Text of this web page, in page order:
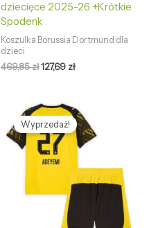
dziecięce 2025-26 +Krótkie
Spodenk
Koszulka Borussia Dortmund dla
dzieci
469,85zł127,69 zł
Wyprzedaż!
Pierwotna
cena
wynosiła:
469,85 zł.
Aktualna
cena
wynosi:
127,69 zł.